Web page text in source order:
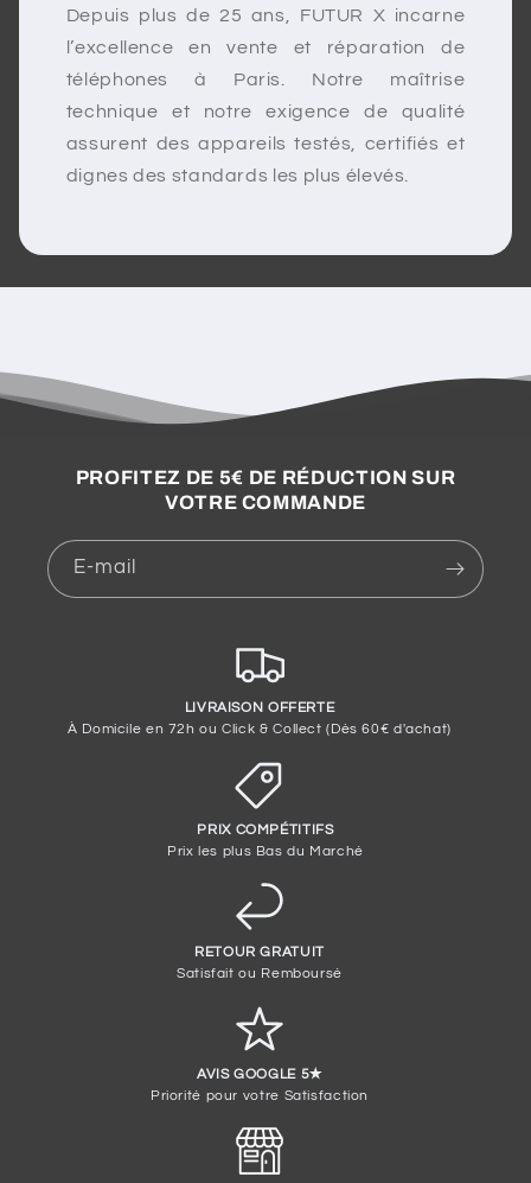
Depuis plus de 25 ans, FUTUR X incarne
l’excellence en vente et réparation de
téléphones à Paris. Notre maîtrise
technique et notre exigence de qualité
assurent des appareils testés, certifiés et
dignes des standards les plus élevés.
PROFITEZ DE 5€ DE RÉDUCTION SUR
VOTRE COMMANDE
E-mail
LIVRAISON OFFERTE
À Domicile en 72h ou Click & Collect (Dès 60€ d'achat)
PRIX COMPÉTITIFS
Prix les plus Bas du Marché
RETOUR GRATUIT
Satisfait ou Remboursé
AVIS GOOGLE 5✭
Priorité pour votre Satisfaction